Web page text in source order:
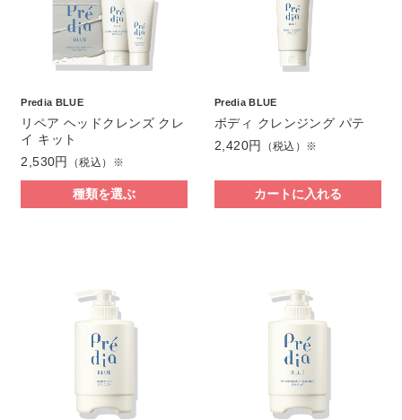
Predia BLUE
リペア ヘッドクレンズ クレ
イ キット
2,530円
（税込）※
種類を選ぶ
Predia BLUE
ボディ クレンジング パテ
2,420円
（税込）※
カートに入れる